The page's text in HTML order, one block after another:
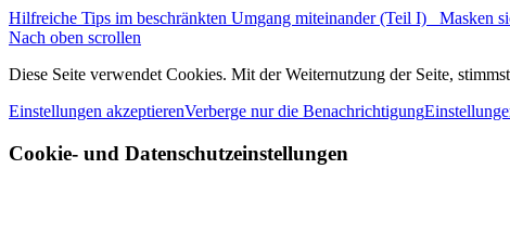
Hilfreiche Tips im beschränkten Umgang miteinander (Teil I)
Masken
Nach oben scrollen
Diese Seite verwendet Cookies. Mit der Weiternutzung der Seite,
Einstellungen akzeptierenVerberge nur die Benachrichtigung
Cookie- und Datenschutzeinstellungen